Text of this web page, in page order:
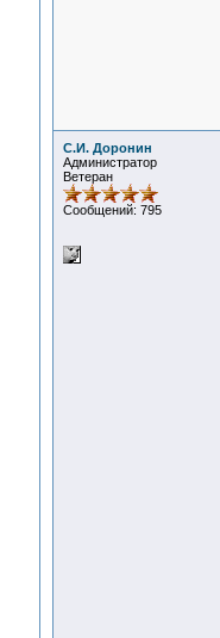
С.И. Доронин
Администратор
Ветеран
Сообщений: 795